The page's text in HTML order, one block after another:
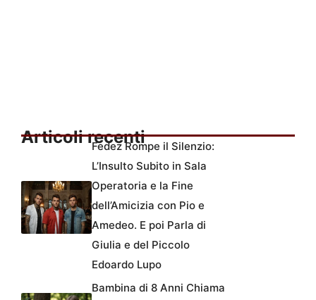
Articoli recentiFedez Rompe il Silenzio:
L’Insulto Subito in Sala
Operatoria e la Fine
dell’Amicizia con Pio e
Amedeo. E poi Parla di
Giulia e del Piccolo
Edoardo Lupo
Bambina di 8 Anni Chiama